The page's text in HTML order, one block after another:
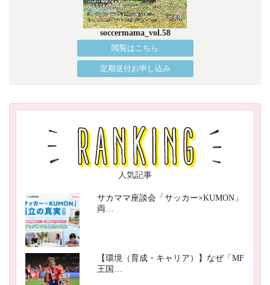
soccermama_vol.58
閲覧はこちら
定期送付お申し込み
人気記事
サカママ座談会「サッカー×KUMON」
両…
【環境（育成・キャリア）】なぜ「MF
王国…